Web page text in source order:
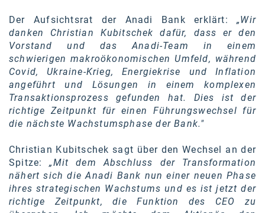
RIC
Schiefer Rechtsanwälte
Security KAG
smart
Smile Österreich
Strategie Austria
Strategy&
SW Umwelttechnik
Der Aufsichtsrat der Anadi Bank erklärt:„Wir
danken Christian Kubitschek dafür, dass er den
Vorstand und das Anadi-Team in einem
schwierigen makroökonomischen Umfeld, während
Covid, Ukraine-Krieg, Energiekrise und Inflation
angeführt und Lösungen in einem komplexen
Transaktionsprozess gefunden hat. Dies ist der
richtige Zeitpunkt für einen Führungswechsel für
die nächste Wachstumsphase der Bank."
Christian Kubitschek sagt über den Wechsel an der
Spitze:„Mit dem Abschluss der Transformation
nähert sich die Anadi Bank nun einer neuen Phase
ihres strategischen Wachstums und es ist jetzt der
richtige Zeitpunkt, die Funktion des CEO zu